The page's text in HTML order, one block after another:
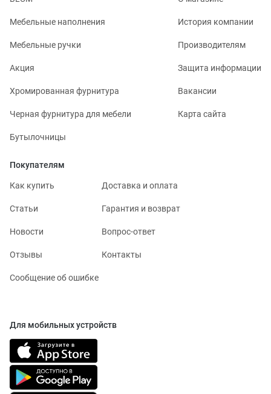
Мебельные наполнения
Мебельные ручки
Акция
Хромированная фурнитура
Черная фурнитура для мебели
Бутылочницы
История компании
Производителям
Защита информации
Вакансии
Карта сайта
Покупателям
Как купить Доставка и оплата
Статьи Гарантия и возврат
Новости Вопрос-ответ
Отзывы Контакты
Сообщение об ошибке
Для мобильных устройств